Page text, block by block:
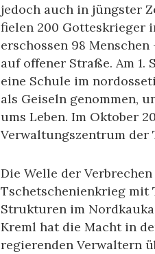
jedoch auch in jüngster
fielen 200 Gotteskrieger
erschossen 98
auf offener Straße. Am 1.
eine Schule im
als Geiseln genommen,
ums Leben. Im Oktober
Verwaltungszentrum der
Die Welle der
Tschetschenienkrieg mit
Strukturen im
Kreml hat die Macht in
regierenden Verwaltern